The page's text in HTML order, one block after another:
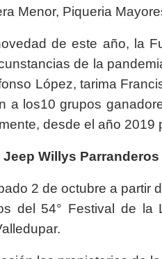
Menor, Piqueria
de este año, la
de la
López, tarima
a los10 grupos
desde el año 2019
Jeep Willys Parranderos
2 de octubre a partir
del 54° Festival de la